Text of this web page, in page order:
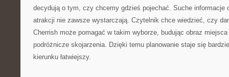
decydują o tym, czy chcemy gdzieś pojechać. Suche informacje
atrakcji nie zawsze wystarczają. Czytelnik chce wiedzieć, czy
Cherrish może pomagać w takim wyborze, budując obraz
podróżnicze skojarzenia. Dzięki temu planowanie staje się
kierunku łatwiejszy.